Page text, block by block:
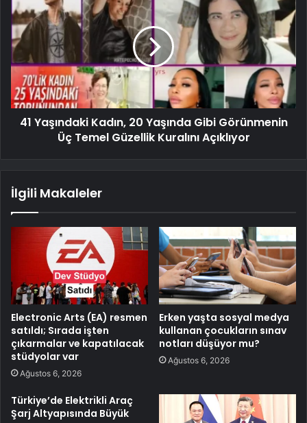
41 Yaşındaki Kadın, 20 Yaşında Gibi Görünmenin
Üç Temel Güzellik Kuralını Açıklıyor
İlgili Makaleler
Electronic Arts (EA) resmen
satıldı; Sırada işten
çıkarmalar ve kapatılacak
stüdyolar var
Ağustos 6, 2026
Erken yaşta sosyal medya
kullanan çocukların sınav
notları düşüyor mu?
Ağustos 6, 2026
Türkiye’de Elektrikli Araç
Şarj Altyapısında Büyük